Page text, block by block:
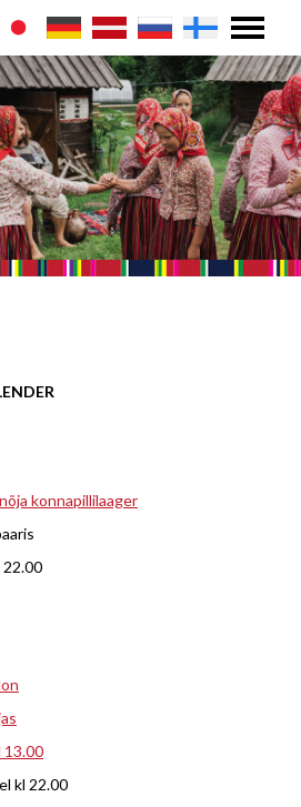
konnapillilaager
22.00
13.00
kl 22.00